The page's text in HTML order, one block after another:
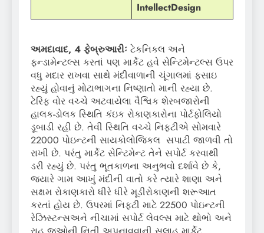
IntellectDesign
અમદાવાદ, 4 ફેબ્રુઆરીઃ ટેકનિકલ અને
ફન્ડામેન્ટલ્સ કરતાં પણ માર્કેટ હવે સેન્ટિમેન્ટલ્સ ઉપર
વધુ મદાર રાખવા સાથે મંદીવાળાની ચૂંગાલમાં ફસાઇ
રહ્યું હોવાનું મોટાભાગના નિષ્ણાતો માની રહ્યા છે.
ટેરિફ વોર વચ્ચે અટવાયેલા વૈશ્વિક શેરબજારોની
હાલક-ડોલક સ્થિતિ કંઇક રોકાણકારોના પોર્ટફોલિયો
ડૂબાડી રહી છે. તેવી સ્થિતિ વચ્ચે નિફ્ટીએ સોમવારે
22000 પોઇન્ટની સાયકોલોજિકલ સપાટી જાળવી તો
રાખી છે. પરંતુ માર્કેટ સેન્ટિમેન્ટ તેને સપોર્ટ કરવાથી
ડરી રહ્યું છે. પરંતુ ભૂતકાળના અનુભવો દર્શાવે છે કે,
જ્યારે ગામ આખું મંદીની વાતો કરે ત્યારે શાણા અને
સક્ષમ રોકાણકારો ધીરે ધીરે મૂડીરોકાણની શરૂઆત
કરતાં હોય છે. ઉપરમાં નિફ્ટી માટે 22500 પોઇન્ટની
રેઝિસ્ટન્સઅને નીચામાં સપોર્ટ લેવલ્સ માટે થોભો અને